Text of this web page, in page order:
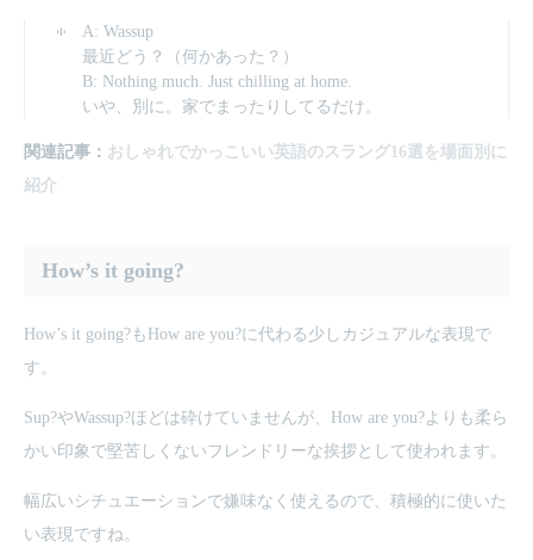
A: Wassup
最近どう？（何かあった？）
B: Nothing much. Just chilling at home.
いや、別に。家でまったりしてるだけ。
関連記事： おしゃれでかっこいい英語のスラング16選を場面別に
紹介
How’s it going?
How’s it going?もHow are you?に代わる少しカジュアルな表現で
す。
Sup?やWassup?ほどは砕けていませんが、How are you?よりも柔ら
かい印象で堅苦しくないフレンドリーな挨拶として使われます。
幅広いシチュエーションで嫌味なく使えるので、積極的に使いた
い表現ですね。